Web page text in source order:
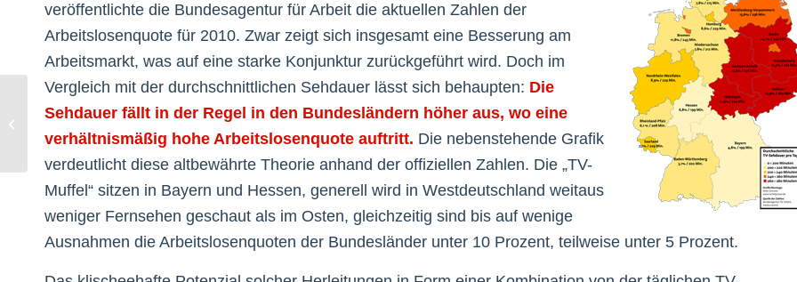
veröffentlichte die Bundesagentur für Arbeit die aktuellen Zahlen der
Arbeitslosenquote für 2010. Zwar zeigt sich insgesamt eine Besserung am
Arbeitsmarkt, was auf eine starke Konjunktur zurückgeführt wird. Doch im
Vergleich mit der durchschnittlichen Sehdauer lässt sich behaupten: Die
Sehdauer fällt in der Regel in den Bundesländern höher aus, wo eine
verhältnismäßig hohe Arbeitslosenquote auftritt. Die nebenstehende Grafik
verdeutlicht diese altbewährte Theorie anhand der offiziellen Zahlen. Die „TV-
Muffel“ sitzen in Bayern und Hessen, generell wird in Westdeutschland weitaus
weniger Fernsehen geschaut als im Osten, gleichzeitig sind bis auf wenige
Ausnahmen die Arbeitslosenquoten der Bundesländer unter 10 Prozent, teilweise unter 5 Prozent.
The Twitterverse